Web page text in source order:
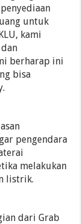
untuk
kami
berharap ini
bisa
pengendara
melakukan
listrik.
dari Grab